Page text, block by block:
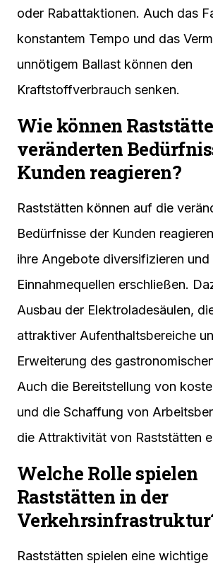
oder Rabattaktionen. Auch das
konstantem Tempo und das
unnötigem Ballast können den
Kraftstoffverbrauch senken.
Wie können
veränderten
Kunden reagieren?
Raststätten können auf die
Bedürfnisse der Kunden
ihre Angebote diversifizieren
Einnahmequellen erschließen.
Ausbau der Elektroladesäulen,
attraktiver Aufenthaltsbereiche
Erweiterung des
Auch die Bereitstellung von
und die Schaffung von
die Attraktivität von Raststätten
Welche Rolle spielen
Raststätten in der
Raststätten spielen eine wichtige